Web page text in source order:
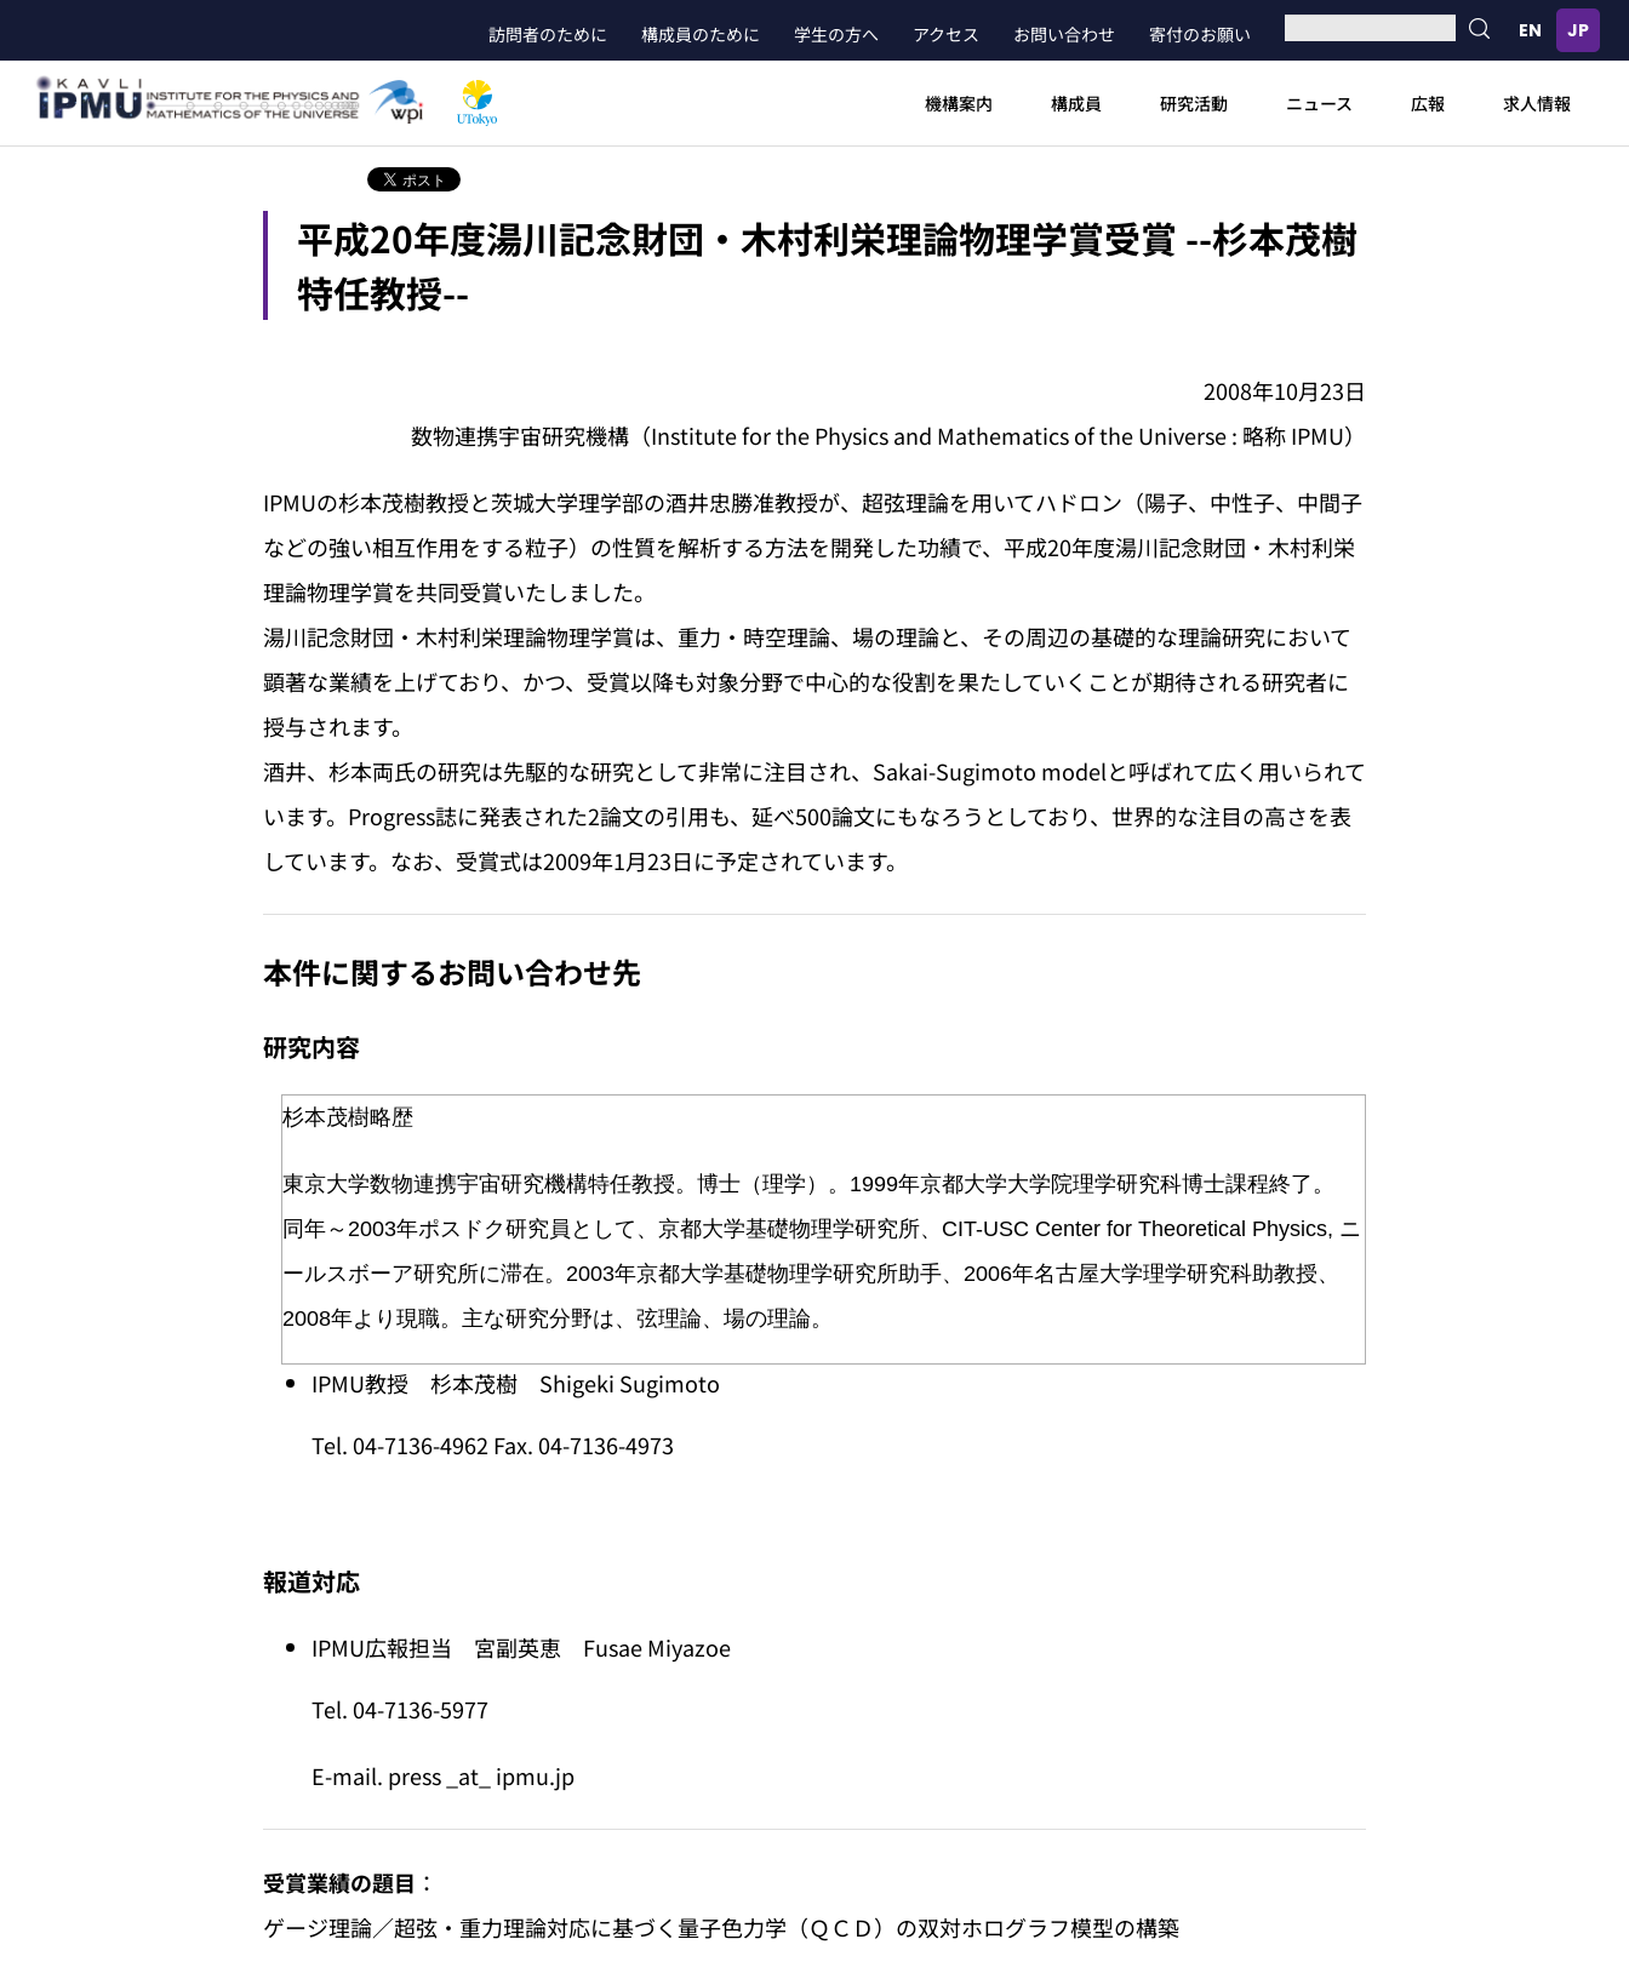
ン
テ
header_main_menu_contact
訪問者のために 構成員のために 学生の方へ アクセス お問い合わせ 寄付のお願い
機構案内 構成員 研究活動 ニュース 広報 求人情報
平成20年度湯川記念財団・木村利栄理論物理学賞受賞 --杉本茂樹
特任教授--
2008年10月23日
数物連携宇宙研究機構（Institute for the Physics and Mathematics of the Universe : 略称 IPMU）
IPMUの杉本茂樹教授と茨城大学理学部の酒井忠勝准教授が、超弦理論を用いてハドロン（陽子、中性子、中間子
などの強い相互作用をする粒子）の性質を解析する方法を開発した功績で、平成20年度湯川記念財団・木村利栄
理論物理学賞を共同受賞いたしました。
湯川記念財団・木村利栄理論物理学賞は、重力・時空理論、場の理論と、その周辺の基礎的な理論研究において
顕著な業績を上げており、かつ、受賞以降も対象分野で中心的な役割を果たしていくことが期待される研究者に
授与されます。
酒井、杉本両氏の研究は先駆的な研究として非常に注目され、Sakai-Sugimoto modelと呼ばれて広く用いられて
います。Progress誌に発表された2論文の引用も、延べ500論文にもなろうとしており、世界的な注目の高さを表
しています。なお、受賞式は2009年1月23日に予定されています。
本件に関するお問い合わせ先
研究内容
杉本茂樹略歴
東京大学数物連携宇宙研究機構特任教授。博士（理学）。1999年京都大学大学院理学研究科博士課程終了。
同年～2003年ポスドク研究員として、京都大学基礎物理学研究所、CIT-USC Center for Theoretical Physics, ニ
ールスボーア研究所に滞在。2003年京都大学基礎物理学研究所助手、2006年名古屋大学理学研究科助教授、
2008年より現職。主な研究分野は、弦理論、場の理論。
IPMU教授 杉本茂樹 Shigeki Sugimoto
Tel. 04-7136-4962 Fax. 04-7136-4973
報道対応
IPMU広報担当 宮副英恵 Fusae Miyazoe
Tel. 04-7136-5977
E-mail. press _at_ ipmu.jp
受賞業績の題目 ：
ゲージ理論／超弦・重力理論対応に基づく量子色力学（ＱＣＤ）の双対ホログラフ模型の構築